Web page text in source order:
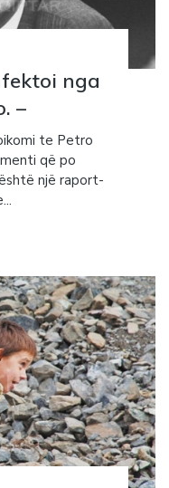
nga
–
te Petro
që po
një raport-